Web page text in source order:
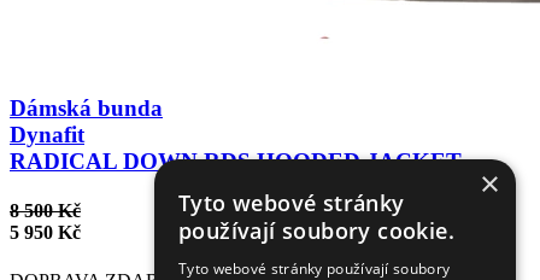
Dámská bunda
Dynafit
RADICAL DOWN RDS HOODED JACKET
8 500 Kč
5 950 Kč
×
Tyto webové stránky
používají soubory cookie.
Tyto webové stránky používají soubory